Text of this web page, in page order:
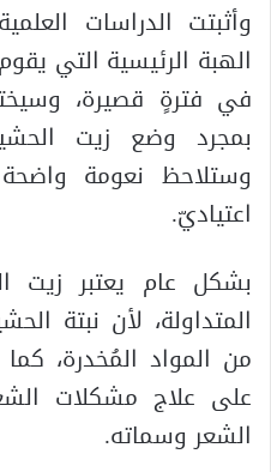
وأثبتت الدراسات
الهبة الرئيسية التي
في فترةٍ قصيرة،
بمجرد وضع زيت
وستلاحظ نعومة
اعتياديّ.
بشكل عام يعتبر زيت
المتداولة، لأن نبتة
من المواد المُخدرة، كما
على علاج مشكلات
الشعر وسماته.